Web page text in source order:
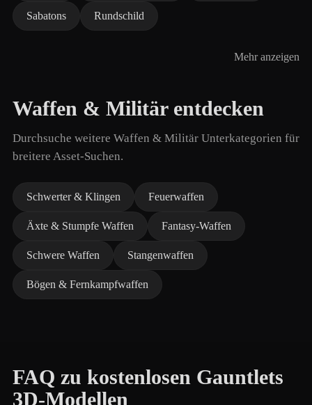
Sabatons Rundschild
Mehr anzeigen
Waffen & Militär entdecken
Durchsuche weitere Waffen & Militär Unterkategorien für
breitere Asset-Suchen.
Schwerter & Klingen Feuerwaffen
Äxte & Stumpfe Waffen Fantasy-Waffen
Schwere Waffen Stangenwaffen
Bögen & Fernkampfwaffen
FAQ zu kostenlosen Gauntlets
3D-Modellen